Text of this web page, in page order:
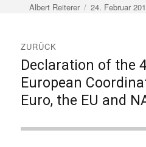
Autor
Albert Reiterer
Veröffentlicht
24. Februar
ZURÜCK
Vorheriger
Beitrag:
Declaration of the
European
Euro, the EU and